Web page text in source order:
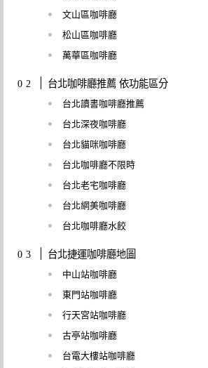
文山區咖啡廳
松山區咖啡廳
萬華區咖啡廳
台北咖啡廳推薦 依功能區分
台北讀書咖啡廳推薦
台北深夜咖啡廳
台北貓咪咖啡廳
台北咖啡廳不限時
台北老宅咖啡廳
台北網美咖啡廳
台北咖啡廳水餃
台北捷運咖啡廳地圖
中山站咖啡廳
東門站咖啡廳
行天宮站咖啡廳
古亭站咖啡廳
台電大樓站咖啡廳